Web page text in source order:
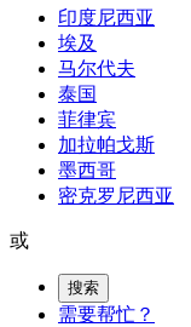
印度尼西亚
埃及
马尔代夫
泰国
菲律宾
加拉帕戈斯
墨西哥
密克罗尼西亚
或
搜索
需要帮忙？